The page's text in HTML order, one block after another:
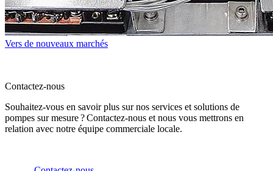
Vers de nouveaux marchés
Contactez-nous
Souhaitez-vous en savoir plus sur nos services et solutions de
pompes sur mesure ? Contactez-nous et nous vous mettrons en
relation avec notre équipe commerciale locale.